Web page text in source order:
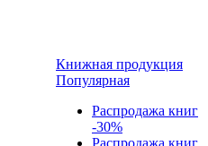
Книжная продукция
Популярная
Распродажа книг
-30%
Распродажа книг